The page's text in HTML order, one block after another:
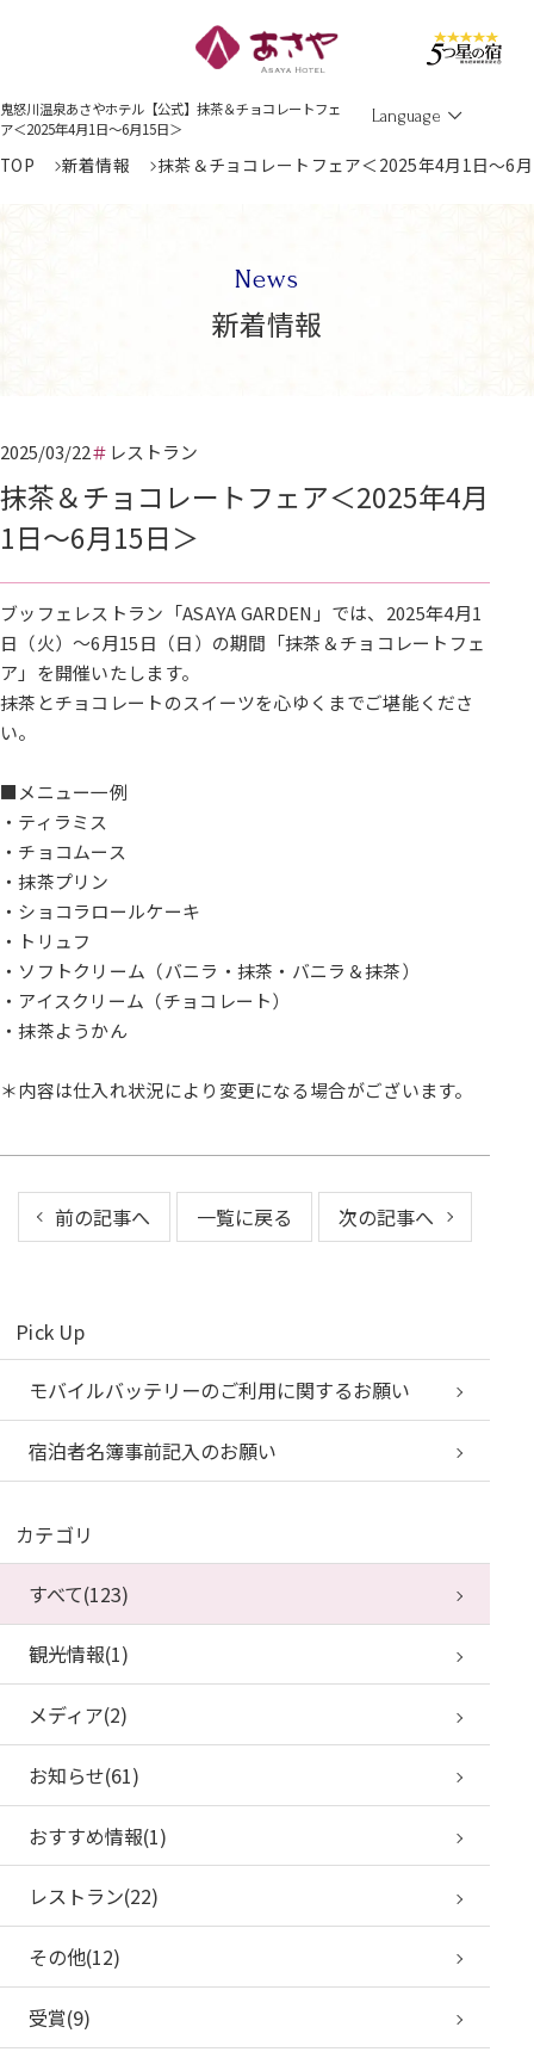
鬼怒川温泉あさやホテル【公式】抹茶＆チョコレートフェ
ア＜2025年4月1日～6月15日＞
Language
TOP 新着情報 抹茶＆チョコレートフェア＜2025年4月1日～6
News
新着情報
2025/03/22 レストラン
抹茶＆チョコレートフェア＜2025年4月
1日～6月15日＞
ブッフェレストラン「ASAYA GARDEN」では、2025年4月1
日（火）～6月15日（日）の期間「抹茶＆チョコレートフェ
ア」を開催いたします。
抹茶とチョコレートのスイーツを心ゆくまでご堪能くださ
い。
■メニュー一例
・ティラミス
・チョコムース
・抹茶プリン
・ショコラロールケーキ
・トリュフ
・ソフトクリーム（バニラ・抹茶・バニラ＆抹茶）
・アイスクリーム（チョコレート）
・抹茶ようかん
＊内容は仕入れ状況により変更になる場合がございます。
前の記事へ 一覧に戻る 次の記事へ
Pick Up
モバイルバッテリーのご利用に関するお願い
宿泊者名簿事前記入のお願い
カテゴリ
すべて(123)
観光情報(1)
メディア(2)
お知らせ(61)
おすすめ情報(1)
レストラン(22)
その他(12)
受賞(9)